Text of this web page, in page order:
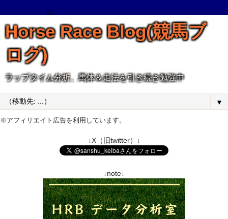
Horse Race Blog(競馬ブ
ログ)
ラップタイム分析、馬体＆走法を引き続き勉強中
▼
※アフィリエイト広告を利用しています。
↓X（旧twitter）↓
↓note↓